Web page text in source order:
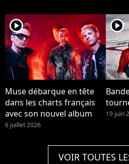
player2
Muse débarque en tête
dans les charts français
avec son nouvel album
6 juillet 2026
player2
19 juin
VOIR TOUTES